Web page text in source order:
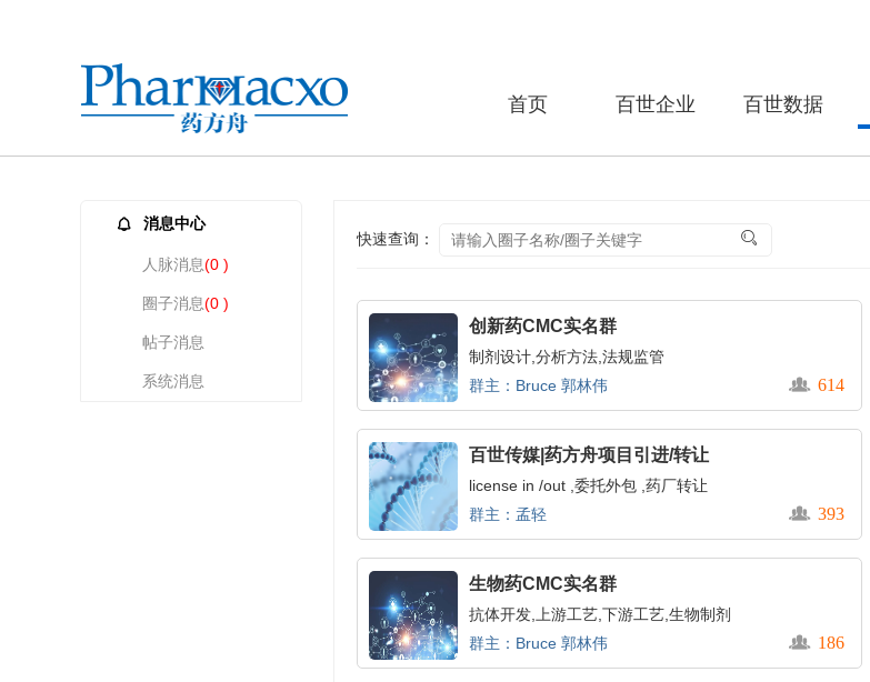
首页 百世企业 百世数据
消息中心
人脉消息(0 )
圈子消息(0 )
帖子消息
系统消息
快速查询：
创新药CMC实名群
制剂设计,分析方法,法规监管
群主：Bruce 郭林伟
614
百世传媒|药方舟项目引进/转让
license in /out ,委托外包 ,药厂转让
群主：孟轻
393
生物药CMC实名群
抗体开发,上游工艺,下游工艺,生物制剂
群主：Bruce 郭林伟
186